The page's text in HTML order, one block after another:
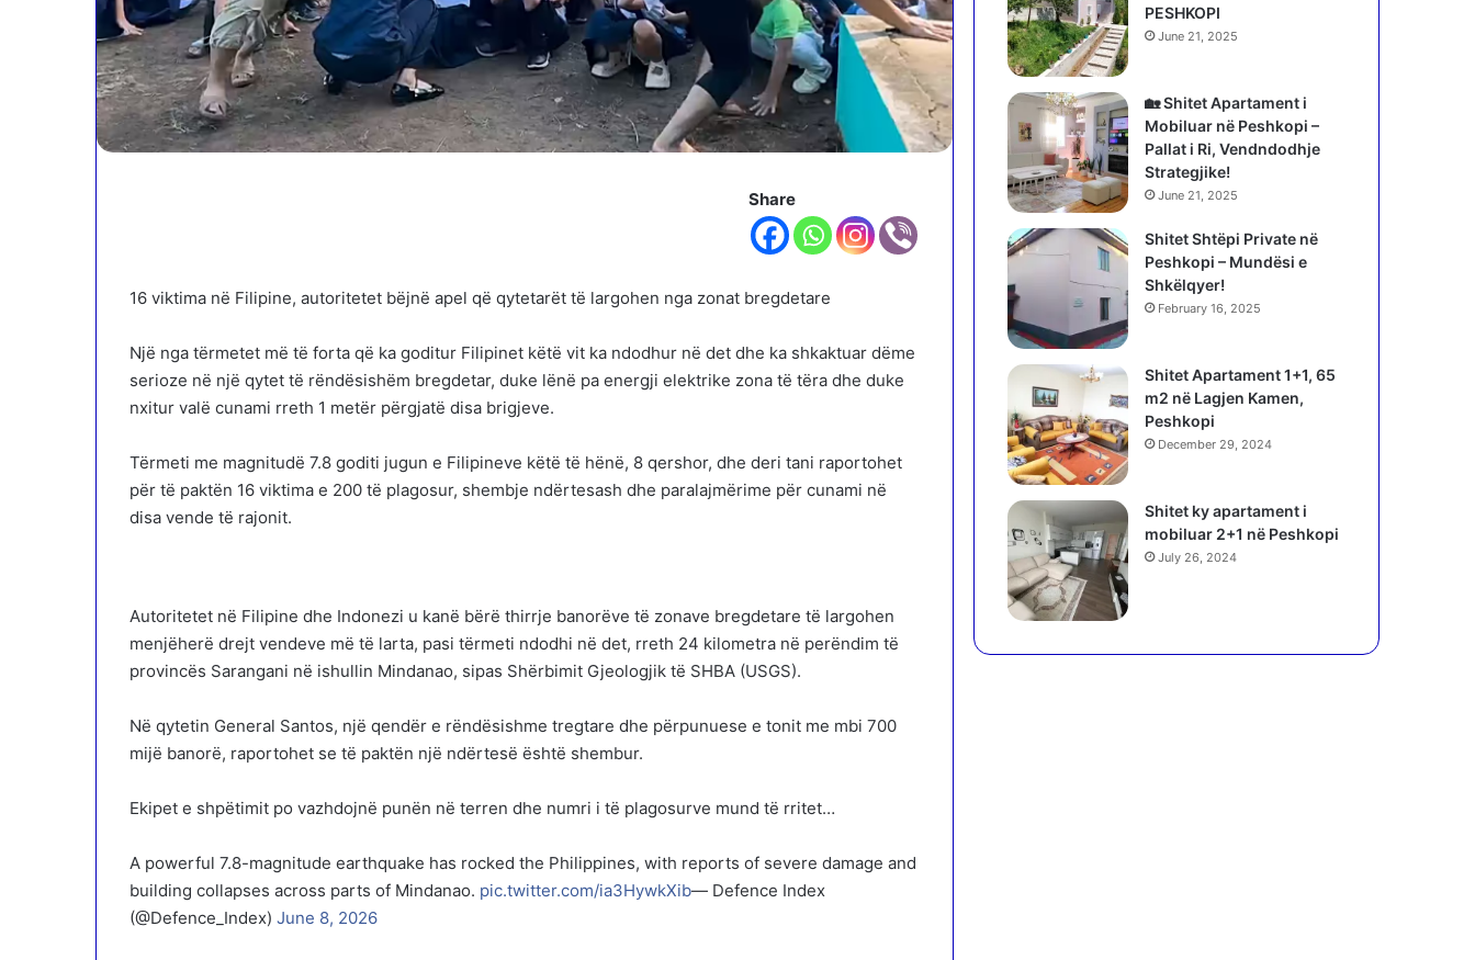
Share
16 viktima në Filipine, autoritetet bëjnë apel që qytetarët të largohen nga zonat bregdetare
Një nga tërmetet më të forta që ka goditur Filipinet këtë vit ka ndodhur në det dhe ka shkaktuar dëme
serioze në një qytet të rëndësishëm bregdetar, duke lënë pa energji elektrike zona të tëra dhe duke
nxitur valë cunami rreth 1 metër përgjatë disa brigjeve.
Tërmeti me magnitudë 7.8 goditi jugun e Filipineve këtë të hënë, 8 qershor, dhe deri tani raportohet
për të paktën 16 viktima e 200 të plagosur, shembje ndërtesash dhe paralajmërime për cunami në
disa vende të rajonit.
Autoritetet në Filipine dhe Indonezi u kanë bërë thirrje banorëve të zonave bregdetare të largohen
menjëherë drejt vendeve më të larta, pasi tërmeti ndodhi në det, rreth 24 kilometra në perëndim të
provincës Sarangani në ishullin Mindanao, sipas Shërbimit Gjeologjik të SHBA (USGS).
Në qytetin General Santos, një qendër e rëndësishme tregtare dhe përpunuese e tonit me mbi 700
mijë banorë, raportohet se të paktën një ndërtesë është shembur.
Ekipet e shpëtimit po vazhdojnë punën në terren dhe numri i të plagosurve mund të rritet…
A powerful 7.8-magnitude earthquake has rocked the Philippines, with reports of severe damage and
building collapses across parts of Mindanao. pic.twitter.com/ia3HywkXib— Defence Index
(@Defence_Index) June 8, 2026
PESHKOPI
June 21, 2025
🏡 Shitet Apartament i
Mobiluar në Peshkopi –
Pallat i Ri, Vendndodhje
Strategjike!
June 21, 2025
Shitet Shtëpi Private në
Peshkopi – Mundësi e
Shkëlqyer!
February 16, 2025
Shitet Apartament 1+1, 65
m2 në Lagjen Kamen,
Peshkopi
December 29, 2024
Shitet ky apartament i
mobiluar 2+1 në Peshkopi
July 26, 2024